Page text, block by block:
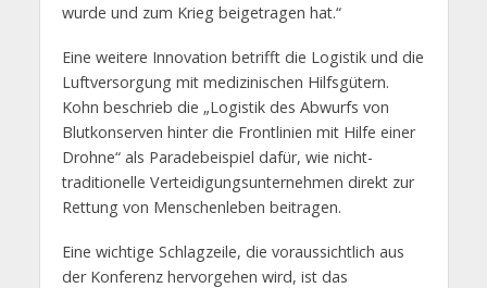
wurde und zum Krieg beigetragen hat.“
Eine weitere Innovation betrifft die Logistik und die
Luftversorgung mit medizinischen Hilfsgütern.
Kohn beschrieb die „Logistik des Abwurfs von
Blutkonserven hinter die Frontlinien mit Hilfe einer
Drohne“ als Paradebeispiel dafür, wie nicht-
traditionelle Verteidigungsunternehmen direkt zur
Rettung von Menschenleben beitragen.
Eine wichtige Schlagzeile, die voraussichtlich aus
der Konferenz hervorgehen wird, ist das